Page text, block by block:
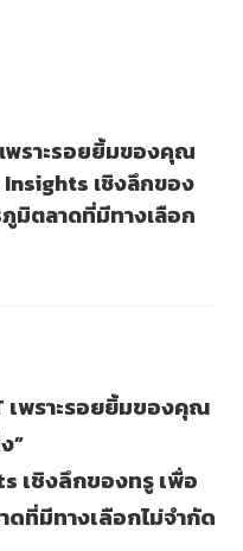
เพราะรอยยิ้มของคุณ
เชิงลึกของ
มิตลาดที่มีทางเลือก
เพราะรอยยิ้มของคุณ
”
เชิงลึกของทรู เพื่อ
ที่มีทางเลือกไม่จำกัด